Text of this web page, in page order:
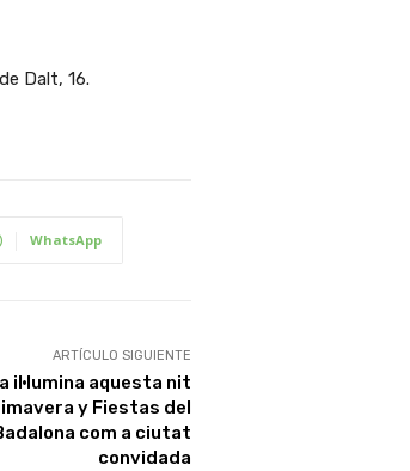
Dalt, 16.
WhatsApp
ARTÍCULO SIGUIENTE
il·lumina aquesta nit
y Fiestas del
com a ciutat
convidada